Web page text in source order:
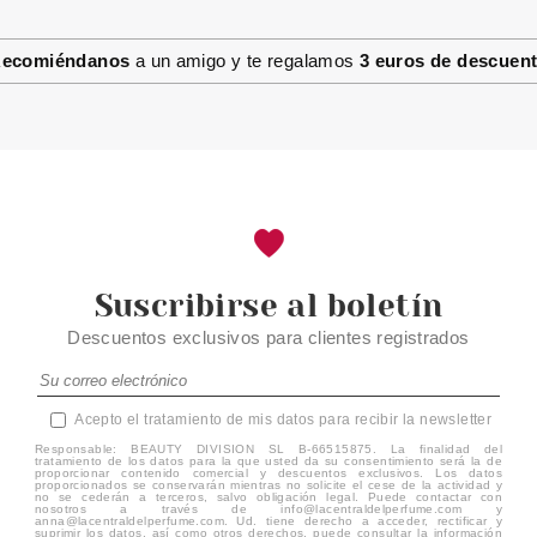
ABSOLUTE BLUSHIN BRIGHT
Pvr 4.99€
desde
a un amigo y te regalamos 3 euros de
Suscribirse al boletín
Descuentos exclusivos para clientes registrados
Acepto el tratamiento de mis datos para recibir la newsletter
Responsable: BEAUTY DIVISION SL B-66515875. La finalidad del
tratamiento de los datos para la que usted da su consentimiento será la de
proporcionar contenido comercial y descuentos exclusivos. Los datos
proporcionados se conservarán mientras no solicite el cese de la actividad y
no se cederán a terceros, salvo obligación legal. Puede contactar con
nosotros a través de info@lacentraldelperfume.com y
anna@lacentraldelperfume.com. Ud. tiene derecho a acceder, rectificar y
suprimir los datos, así como otros derechos, puede consultar la información